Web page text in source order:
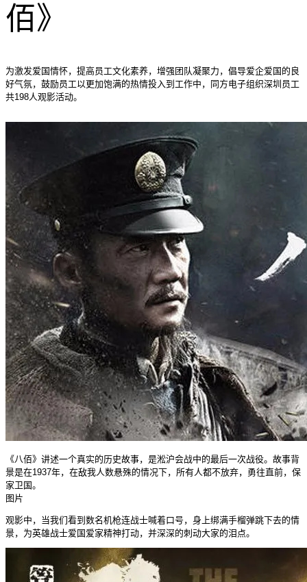
佰》
为激发爱国情怀，提高员工文化素养，增强团队凝聚力，倡导爱企爱国的良
好气氛，鼓励员工以更加饱满的热情投入到工作中，同方电子组织深圳员工
共198人观影活动。
《八佰》讲述一个真实的历史故事，是淞沪会战中的最后一次战役。故事背
景是在1937年，在敌我人数悬殊的情况下，所有人都不放弃，勇往直前，保
家卫国。
图片
观影中，当我们看到数名机枪连战士喊着口号，身上绑满手榴弹跳下去的情
景，为英雄战士爱国爱家精神打动，并深深的刺动大家的泪点。